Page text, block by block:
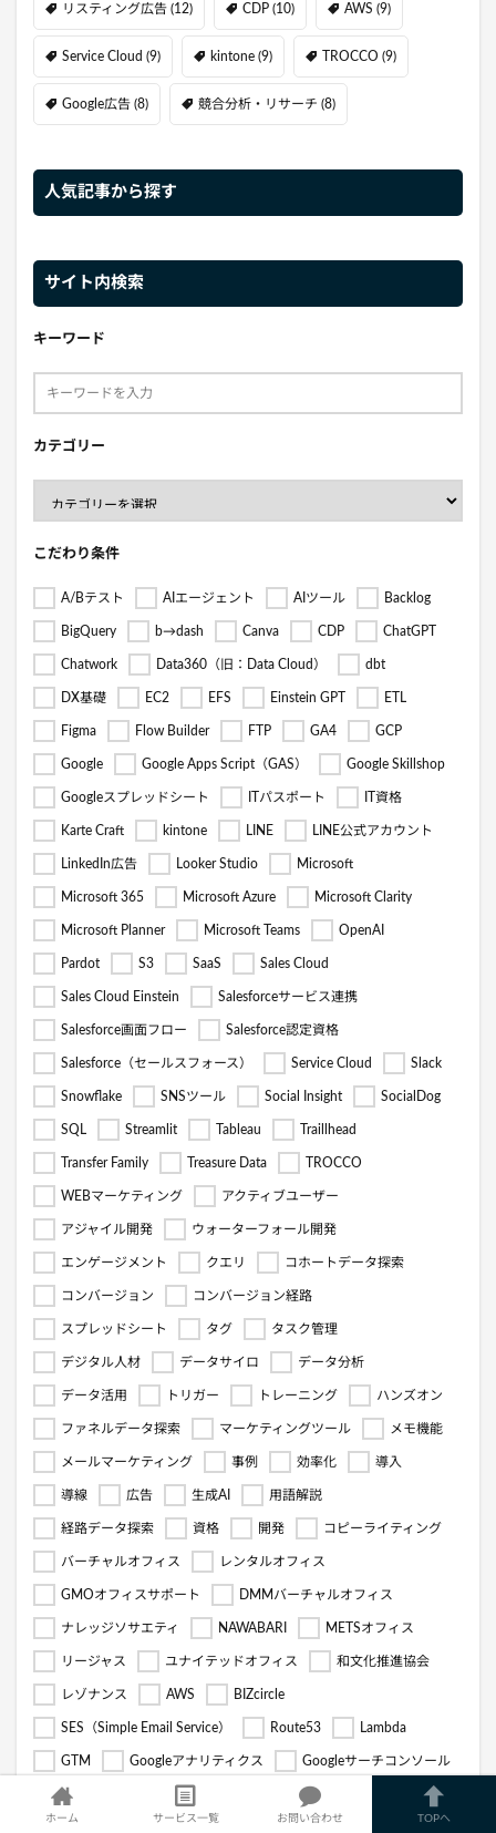
リスティング広告 (12) CDP (10) AWS (9)
Service Cloud (9) kintone (9) TROCCO (9)
Google広告 (8) 競合分析・リサーチ (8)
人気記事から探す
サイト内検索
キーワード
カテゴリー
こだわり条件
A/Bテスト AIエージェント AIツール Backlog
BigQuery b→dash Canva CDP ChatGPT
Chatwork Data360（旧：Data Cloud） dbt
DX基礎 EC2 EFS Einstein GPT ETL
Figma Flow Builder FTP GA4 GCP
Google Google Apps Script（GAS） Google Skillshop
Googleスプレッドシート ITパスポート IT資格
Karte Craft kintone LINE LINE公式アカウント
LinkedIn広告 Looker Studio Microsoft
Microsoft 365 Microsoft Azure Microsoft Clarity
Microsoft Planner Microsoft Teams OpenAI
Pardot S3 SaaS Sales Cloud
Sales Cloud Einstein Salesforceサービス連携
Salesforce画面フロー Salesforce認定資格
Salesforce（セールスフォース） Service Cloud Slack
Snowflake SNSツール Social Insight SocialDog
SQL Streamlit Tableau Traillhead
Transfer Family Treasure Data TROCCO
WEBマーケティング アクティブユーザー
アジャイル開発 ウォーターフォール開発
エンゲージメント クエリ コホートデータ探索
コンバージョン コンバージョン経路
スプレッドシート タグ タスク管理
デジタル人材 データサイロ データ分析
データ活用 トリガー トレーニング ハンズオン
ファネルデータ探索 マーケティングツール メモ機能
メールマーケティング 事例 効率化 導入
導線 広告 生成AI 用語解説
経路データ探索 資格 開発 コピーライティング
バーチャルオフィス レンタルオフィス
GMOオフィスサポート DMMバーチャルオフィス
ナレッジソサエティ NAWABARI METSオフィス
リージャス ユナイテッドオフィス 和文化推進協会
レゾナンス AWS BIZcircle
SES（Simple Email Service） Route53 Lambda
GTM Googleアナリティクス Googleサーチコンソール
WordPress Python Javascript Karte
CVR改善 キーワード分析
ホーム サービス一覧 お問い合わせ TOPへ